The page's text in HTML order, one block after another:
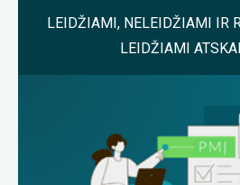
LEIDŽIAMI, NELEIDŽIAMI IR
LEIDŽIAMI